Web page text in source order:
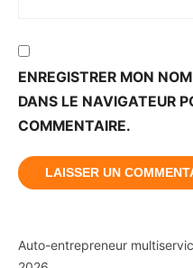
ENREGISTRER MON
DANS LE NAVIGATEUR
COMMENTAIRE.
Auto-entrepreneur